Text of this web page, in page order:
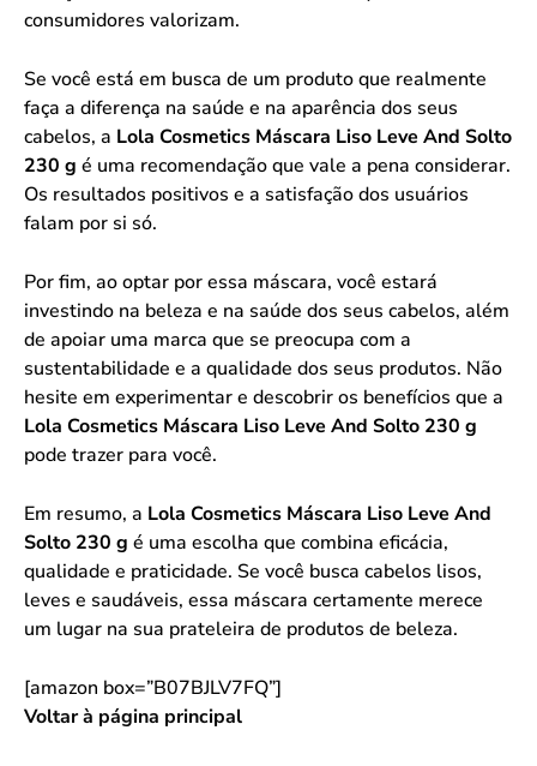
consumidores valorizam.
Se você está em busca de um produto que realmente
faça a diferença na saúde e na aparência dos seus
cabelos, a Lola Cosmetics Máscara Liso Leve And Solto
230 g é uma recomendação que vale a pena considerar.
Os resultados positivos e a satisfação dos usuários
falam por si só.
Por fim, ao optar por essa máscara, você estará
investindo na beleza e na saúde dos seus cabelos, além
de apoiar uma marca que se preocupa com a
sustentabilidade e a qualidade dos seus produtos. Não
hesite em experimentar e descobrir os benefícios que a
Lola Cosmetics Máscara Liso Leve And Solto 230 g
pode trazer para você.
Em resumo, a Lola Cosmetics Máscara Liso Leve And
Solto 230 g é uma escolha que combina eficácia,
qualidade e praticidade. Se você busca cabelos lisos,
leves e saudáveis, essa máscara certamente merece
um lugar na sua prateleira de produtos de beleza.
[amazon box=”B07BJLV7FQ”]
Voltar à página principal